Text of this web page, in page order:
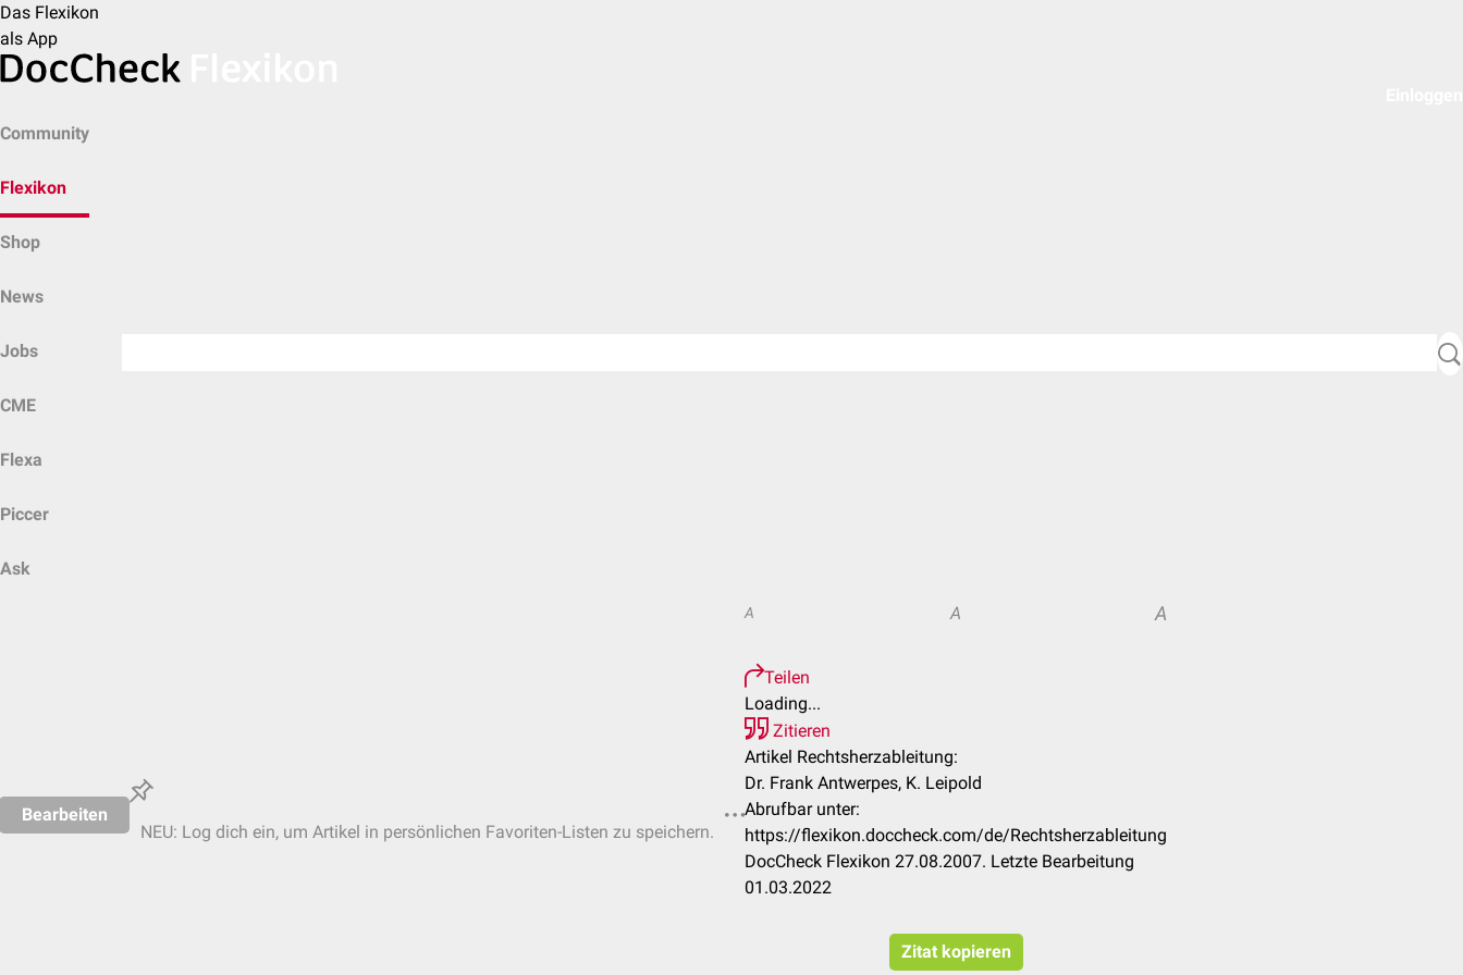
Das Flexikon
als App
Community
Flexikon
Shop
News
Jobs
CME
Flexa
Piccer
Ask
Bearbeiten
NEU: Log dich ein, um Artikel in persönlichen Favoriten-Listen zu speichern.
A A A
Teilen
Loading...
Zitieren
Artikel Rechtsherzableitung:
Dr. Frank Antwerpes, K. Leipold
Abrufbar unter:
https://flexikon.doccheck.com/de/Rechtsherzableitung
DocCheck Flexikon 27.08.2007. Letzte Bearbeitung
01.03.2022
Zitat kopieren